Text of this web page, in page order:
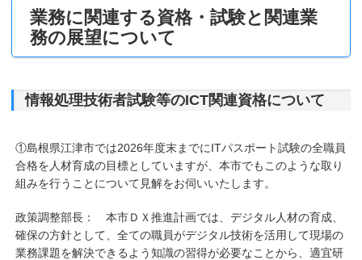
業務に関連する資格・試験と関連業
務の展望について
情報処理技術者試験等のICT関連資格について
①島根県江津市では2026年度末までにITパスポート試験の全職員
合格を人材育成の目標としていますが、本市でもこのような取り
組みを行うことについて見解をお伺いいたします。
政策調整部長： 本市ＤＸ推進計画では、デジタル人材の育成、
確保の方針として、全ての職員がデジタル技術を活用して現場の
業務課題を解決できるよう知識の習得が必要なことから、適宜研